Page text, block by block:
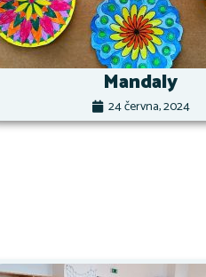
Mandaly
24 června, 2024